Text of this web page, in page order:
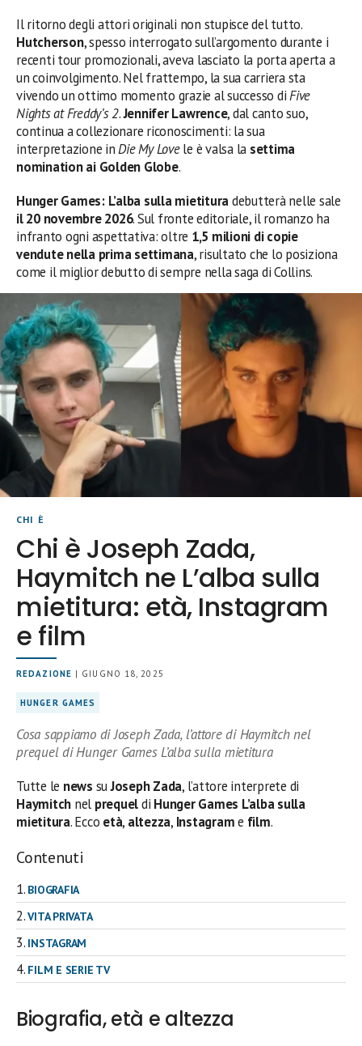
Il ritorno degli attori originali non stupisce del tutto.
Hutcherson, spesso interrogato sull’argomento durante i
recenti tour promozionali, aveva lasciato la porta aperta a
un coinvolgimento. Nel frattempo, la sua carriera sta
vivendo un ottimo momento grazie al successo diFive
Nights at Freddy’s 2.Jennifer Lawrence, dal canto suo,
continua a collezionare riconoscimenti: la sua
interpretazione inDie My Lovele è valsa la settima
nomination ai Golden Globe.
Hunger Games: L’alba sulla mietituradebutterà nelle sale
il 20 novembre 2026. Sul fronte editoriale, il romanzo ha
infranto ogni aspettativa: oltre 1,5 milioni di copie
vendute nella prima settimana, risultato che lo posiziona
come il miglior debutto di sempre nella saga di Collins.
CHI È
Chi è Joseph Zada,
Haymitch ne L’alba sulla
mietitura: età, Instagram
e film
REDAZIONE | GIUGNO 18, 2025
HUNGER GAMES
Cosa sappiamo di Joseph Zada, l’attore di Haymitch nel
prequel di Hunger Games L’alba sulla mietitura
Tutte le news suJoseph Zada, l’attore interprete di
Haymitch nel prequeldi Hunger Games L’alba sulla
mietitura. Ecco età, altezza, Instagrame film.
Contenuti
BIOGRAFIA
VITA PRIVATA
INSTAGRAM
FILM E SERIE TV
Biografia, età e altezza